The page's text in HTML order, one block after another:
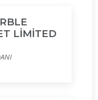
LİMİTED